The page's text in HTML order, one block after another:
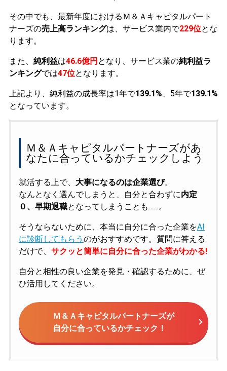
その中でも、最新年度におけるＭ＆Ａキャピタルパート
ナーズの売上高ランキングは、サービス業内で229位とな
ります。
また、 純利益は46.6億円 となり、サービス業の純利益ラ
ンキングでは47位となります。
上記より、純利益の成長率は1年で139.1%、5年で139.1%
となっています。
Ｍ＆Ａキャピタルパートナーズがあ
なたに合っているかチェックしよう
就活する上で、 大事になるのは企業選び。
なんとなく選んでしまうと、自分と合わずに内定
０、早期退職となってしまうことも……。
そうならないために、本当に自分に合った企業をAI
に診断してもらう のがおすすめです。質問に答える
だけで、 サクッと簡単に自分に合った企業がわかる!
自分と相性の良い企業を発見・確認するために、ぜ
ひ活用してください。
Ｍ＆Ａキャピタルパートナーズが
自分に合っているかチェック！